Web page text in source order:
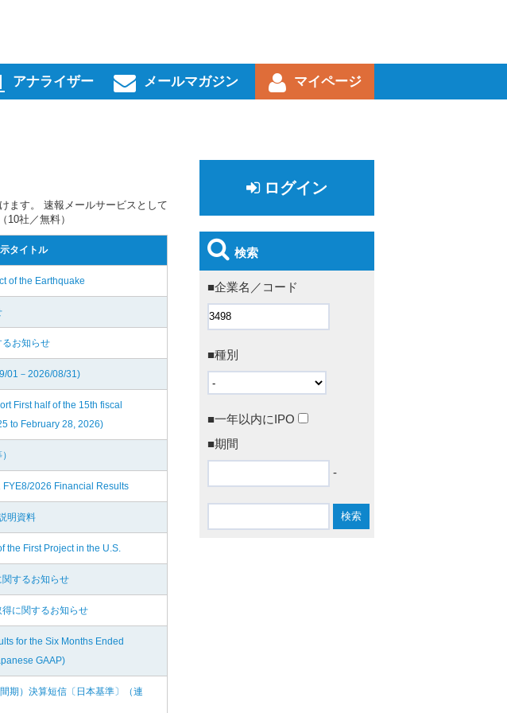
アナライザー メールマガジン マイページ
ます。 速報メールサービスとして
社／無料）
タイトル
of the Earthquake
お知らせ
01－2026/08/31)
First half of the 15th fiscal
to February 28, 2026)
2026 Financial Results
明資料
the First Project in the U.S.
するお知らせ
に関するお知らせ
for the Six Months Ended
GAAP)
期）決算短信〔日本基準〕（連
ログイン
検索
■企業名／コード
■種別
■一年以内にIPO
■期間
-